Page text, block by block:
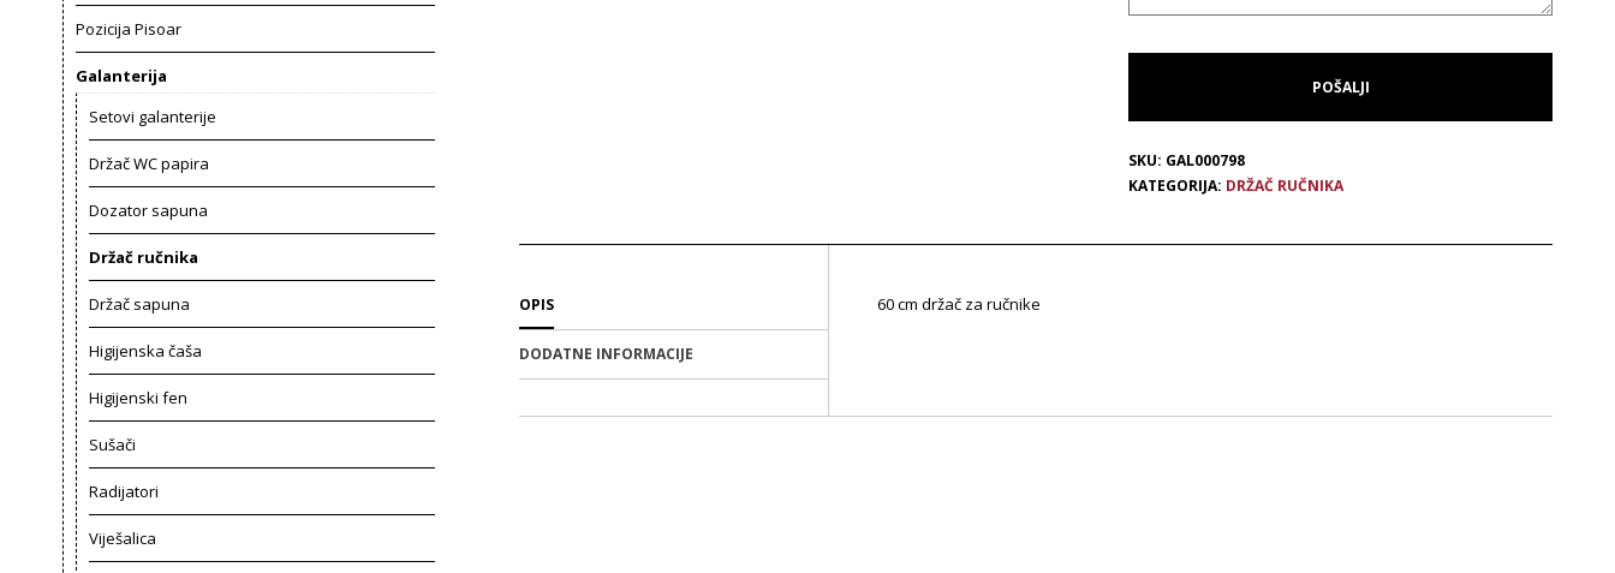
SKU: GAL000798
KATEGORIJA: DRŽAČ RUČNIKA
OPIS
DODATNE INFORMACIJE
60 cm držač za ručnike
Pozicija Pisoar
Galanterija
Setovi galanterije
Držač WC papira
Dozator sapuna
Držač ručnika
Držač sapuna
Higijenska čaša
Higijenski fen
Sušači
Radijatori
Viješalica